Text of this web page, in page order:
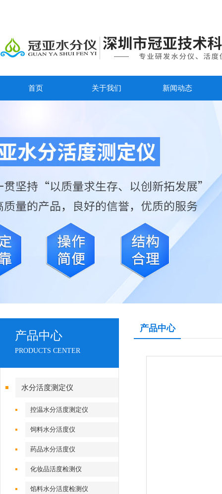
首页 关于我们 新闻动态
产品中心
PRODUCTS CENTER
水分活度测定仪
控温水分活度测定仪
饲料水分活度仪
药品水分活度仪
化妆品活度检测仪
馅料水分活度检测仪
产品中心